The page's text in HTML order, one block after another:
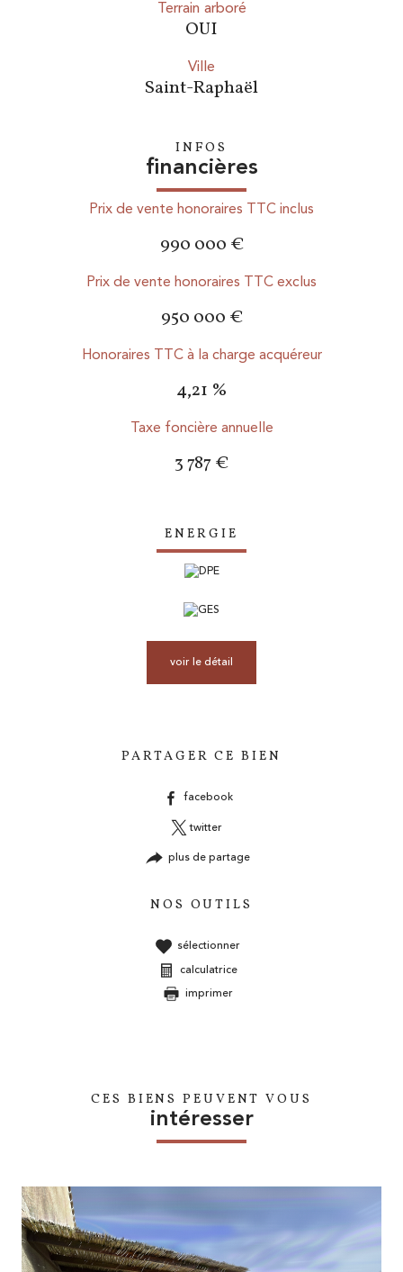
Terrain arboré
OUI
ville
Saint-Raphaël
INFOS
financières
Prix de vente honoraires TTC inclus
990 000 €
Prix de vente honoraires TTC exclus
950 000 €
Honoraires TTC à la charge acquéreur
4,21 %
Taxe foncière annuelle
3 787 €
ENERGIE
voir le détail
PARTAGER CE BIEN
facebook
twitter
plus de partage
NOS OUTILS
sélectionner
calculatrice
imprimer
CES BIENS PEUVENT VOUS
intéresser